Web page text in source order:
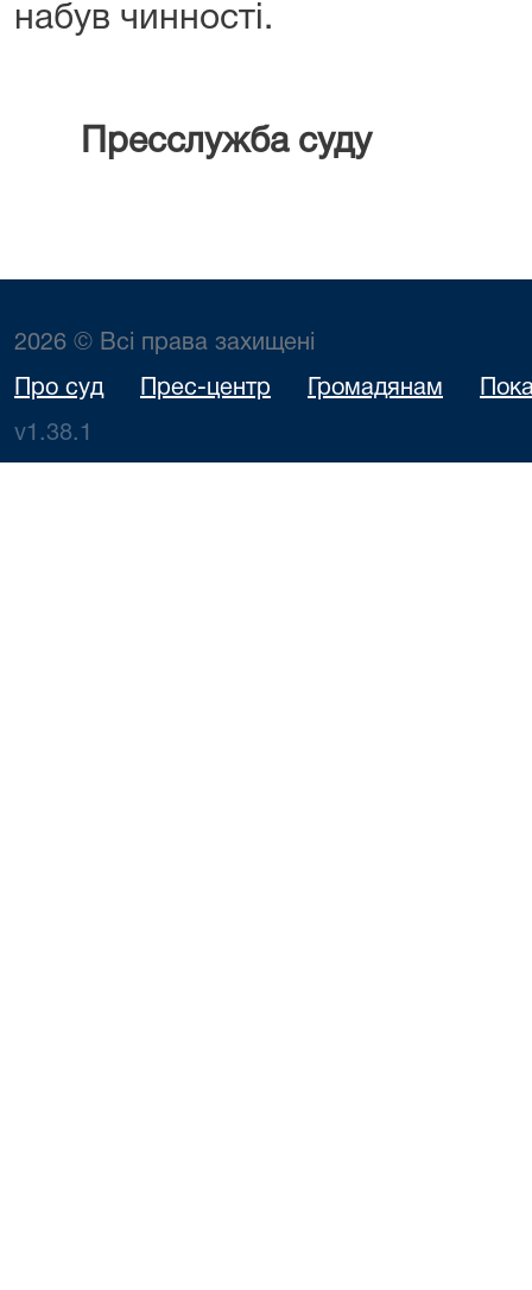
набув чинності.
Пресслужба суду
2026 © Всі права захищені
Про суд Прес-центр Громадянам
v1.38.1